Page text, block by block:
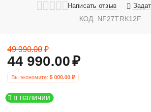
Написать отзыв
КОД: NF27TRK12F
49 990.00 ₽
44 990.00₽
Вы экономите: 5 000.00 ₽
в наличии